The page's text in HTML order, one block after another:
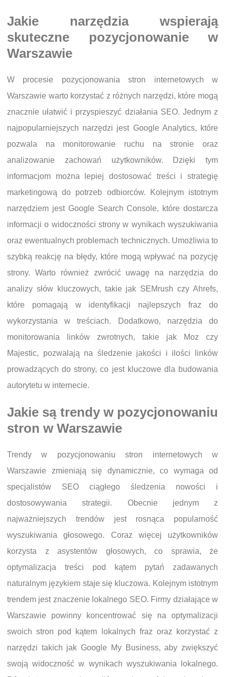
Jakie narzędzia wspierają
skuteczne pozycjonowanie w
Warszawie
W procesie pozycjonowania stron internetowych w
Warszawie warto korzystać z różnych narzędzi, które mogą
znacznie ułatwić i przyspieszyć działania SEO. Jednym z
najpopularniejszych narzędzi jest Google Analytics, które
pozwala na monitorowanie ruchu na stronie oraz
analizowanie zachowań użytkowników. Dzięki tym
informacjom można lepiej dostosować treści i strategię
marketingową do potrzeb odbiorców. Kolejnym istotnym
narzędziem jest Google Search Console, które dostarcza
informacji o widoczności strony w wynikach wyszukiwania
oraz ewentualnych problemach technicznych. Umożliwia to
szybką reakcję na błędy, które mogą wpływać na pozycję
strony. Warto również zwrócić uwagę na narzędzia do
analizy słów kluczowych, takie jak SEMrush czy Ahrefs,
które pomagają w identyfikacji najlepszych fraz do
wykorzystania w treściach. Dodatkowo, narzędzia do
monitorowania linków zwrotnych, takie jak Moz czy
Majestic, pozwalają na śledzenie jakości i ilości linków
prowadzących do strony, co jest kluczowe dla budowania
autorytetu w internecie.
Jakie są trendy w pozycjonowaniu
stron w Warszawie
Trendy w pozycjonowaniu stron internetowych w
Warszawie zmieniają się dynamicznie, co wymaga od
specjalistów SEO ciągłego śledzenia nowości i
dostosowywania strategii. Obecnie jednym z
najważniejszych trendów jest rosnąca popularność
wyszukiwania głosowego. Coraz więcej użytkowników
korzysta z asystentów głosowych, co sprawia, że
optymalizacja treści pod kątem pytań zadawanych
naturalnym językiem staje się kluczowa. Kolejnym istotnym
trendem jest znaczenie lokalnego SEO. Firmy działające w
Warszawie powinny koncentrować się na optymalizacji
swoich stron pod kątem lokalnych fraz oraz korzystać z
narzędzi takich jak Google My Business, aby zwiększyć
swoją widoczność w wynikach wyszukiwania lokalnego.